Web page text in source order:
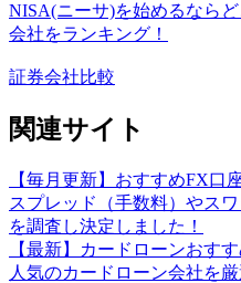
NISA(ニーサ)を始めるなら
会社をランキング！
証券会社比較
関連サイト
【毎月更新】おすすめFX口
スプレッド（手数料）やス
を調査し決定しました！
【最新】カードローンおす
人気のカードローン会社を